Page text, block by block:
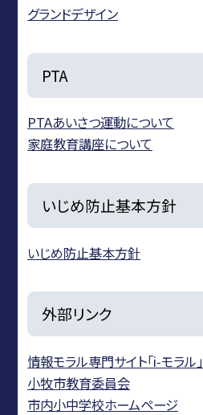
グランドデザイン
PTA
PTAあいさつ運動について
家庭教育講座について
いじめ防止基本方針
いじめ防止基本方針
外部リンク
情報モラル専門サイト「i-モラル」
小牧市教育委員会
市内小中学校ホームページ